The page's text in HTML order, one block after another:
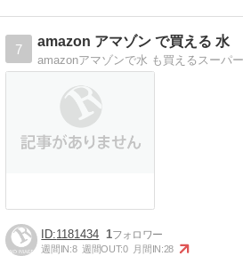
7
amazon アマゾン で買える 水
1181434 1
週間IN:8 週間OUT:0 月間IN:28